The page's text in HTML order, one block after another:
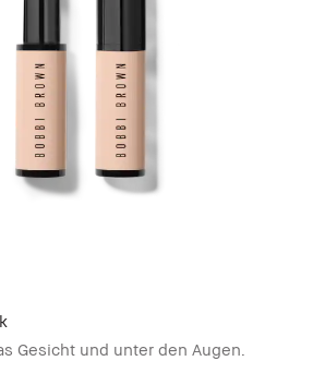
Gesicht und unter den Augen.